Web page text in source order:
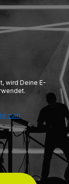
wird Deine E-
zum